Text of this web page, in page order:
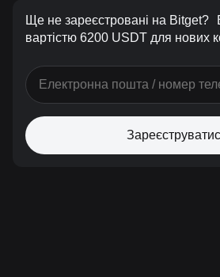
Ще не зареєстровані на Bitget?
вартістю 6200 USDT для нових